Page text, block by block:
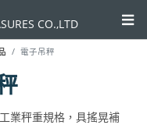
CO.,LTD
電子吊秤
業秤重規格，具搖晃補